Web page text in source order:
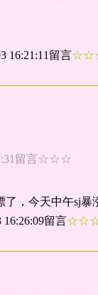
16:21:11留言
留言☆☆☆
了，今天中午sj
16:26:09留言